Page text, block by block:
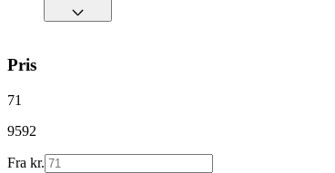
Pris
71
9592
Fra kr.